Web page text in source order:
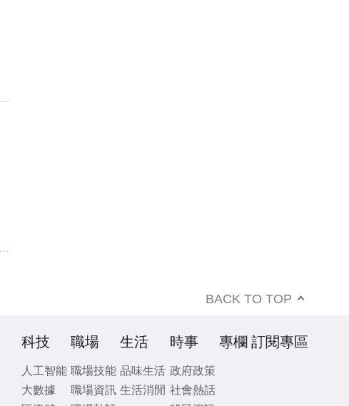
BACK TO TOP
科技
人工智能
大數據
職場
職場技能
職場資訊
生活
品味生活
生活消閒
時事
政府政策
社會熱話
專欄 訂閱專區